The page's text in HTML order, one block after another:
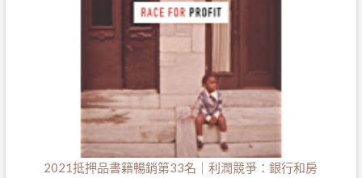
2021抵押品書籍暢銷第33名｜利潤競爭：銀行和房